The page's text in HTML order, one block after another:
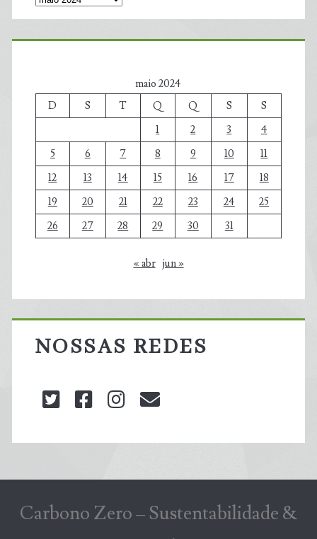
maio 2024
D
S T Q Q S
S
1
2 3
4
5
6 7 8 9 10
11
12
13 14 15 16 17
18
19
20 21 22 23 24
25
26
27 28 29 30 31
« abr jun »
NOSSAS REDES
twitterfacebookinstagram
Carbono Zero – Sustentabilidade &